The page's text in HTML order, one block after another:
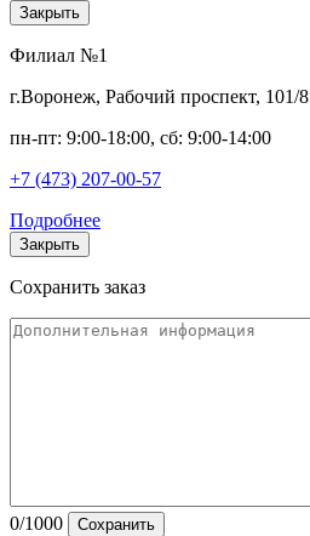
Закрыть
Филиал №1
г.Воронеж, Рабочий проспект, 101/8
пн-пт: 9:00-18:00, сб: 9:00-14:00
+7 (473) 207-00-57
Подробнее
Закрыть
Сохранить заказ
0/1000
Сохранить